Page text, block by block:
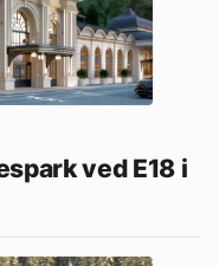
ved E18 i